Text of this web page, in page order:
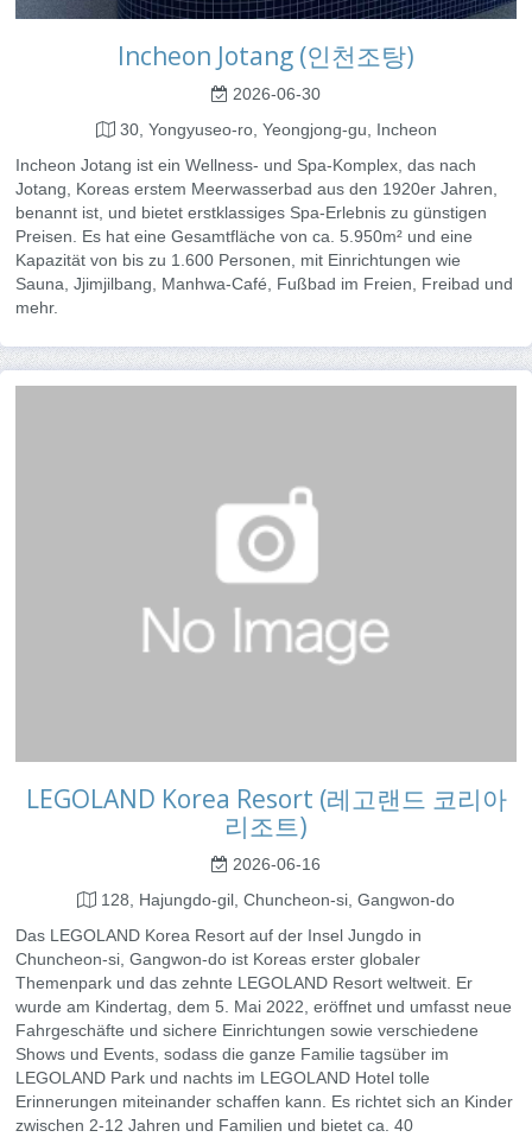
Incheon Jotang (인천조탕)
2026-06-30
30, Yongyuseo-ro, Yeongjong-gu, Incheon
Incheon Jotang ist ein Wellness- und Spa-Komplex, das nach
Jotang, Koreas erstem Meerwasserbad aus den 1920er Jahren,
benannt ist, und bietet erstklassiges Spa-Erlebnis zu günstigen
Preisen. Es hat eine Gesamtfläche von ca. 5.950m² und eine
Kapazität von bis zu 1.600 Personen, mit Einrichtungen wie
Sauna, Jjimjilbang, Manhwa-Café, Fußbad im Freien, Freibad und
mehr.
LEGOLAND Korea Resort (레고랜드 코리아
리조트)
2026-06-16
128, Hajungdo-gil, Chuncheon-si, Gangwon-do
Das LEGOLAND Korea Resort auf der Insel Jungdo in
Chuncheon-si, Gangwon-do ist Koreas erster globaler
Themenpark und das zehnte LEGOLAND Resort weltweit. Er
wurde am Kindertag, dem 5. Mai 2022, eröffnet und umfasst neue
Fahrgeschäfte und sichere Einrichtungen sowie verschiedene
Shows und Events, sodass die ganze Familie tagsüber im
LEGOLAND Park und nachts im LEGOLAND Hotel tolle
Erinnerungen miteinander schaffen kann. Es richtet sich an Kinder
zwischen 2-12 Jahren und Familien und bietet ca. 40